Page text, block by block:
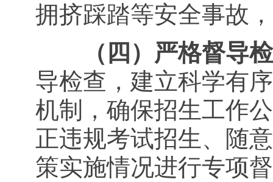
拥挤踩踏等安全事故
（四）严格督导
导检查，建立科学有
机制，确保招生工作
正违规考试招生、随
策实施情况进行专项